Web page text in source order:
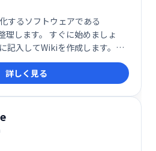
するソフトウェアである
理します。 すぐに始めましょ
記入してWikiを作成します。同
か、すぐに編集を開始してくだ
イピングに最適です。
詳しく見る